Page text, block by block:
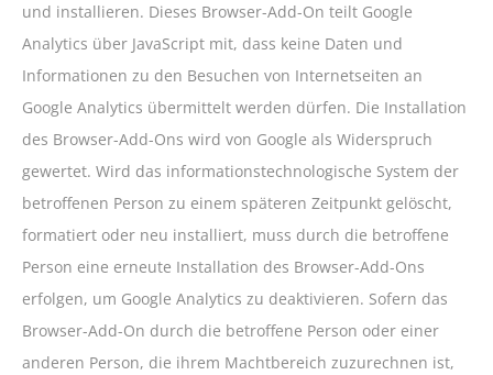
und installieren. Dieses Browser-Add-On teilt Google
Analytics über JavaScript mit, dass keine Daten und
Informationen zu den Besuchen von Internetseiten an
Google Analytics übermittelt werden dürfen. Die Installation
des Browser-Add-Ons wird von Google als Widerspruch
gewertet. Wird das informationstechnologische System der
betroffenen Person zu einem späteren Zeitpunkt gelöscht,
formatiert oder neu installiert, muss durch die betroffene
Person eine erneute Installation des Browser-Add-Ons
erfolgen, um Google Analytics zu deaktivieren. Sofern das
Browser-Add-On durch die betroffene Person oder einer
anderen Person, die ihrem Machtbereich zuzurechnen ist,